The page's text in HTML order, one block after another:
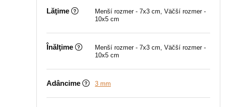
Lăţime
Menší rozmer - 7x3 cm, Väčší rozmer -
10x5 cm
Înălţime
Menší rozmer - 7x3 cm, Väčší rozmer -
10x5 cm
Adâncime 3 mm